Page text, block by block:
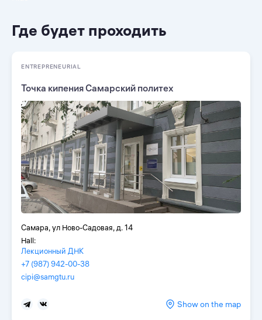
Где будет проходить
ENTREPRENEURIAL
Точка кипения Самарский политех
Самара, ул Ново-Садовая, д. 14
Hall:
Лекционный ДНК
+7 (987) 942-00-38
cipi@samgtu.ru
Show on the map